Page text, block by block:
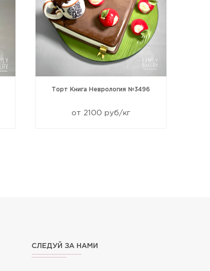
Торт Книга Неврология №3496
от 2100 руб/кг
СЛЕДУЙ ЗА НАМИ